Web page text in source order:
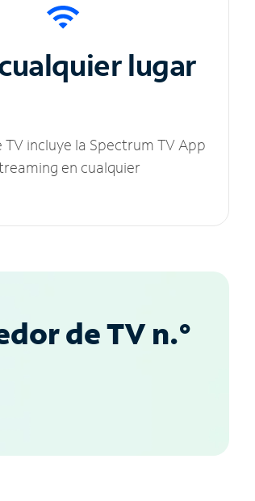
lugar
TV incluye la Spectrum TV App
en cualquier
de TV n.°